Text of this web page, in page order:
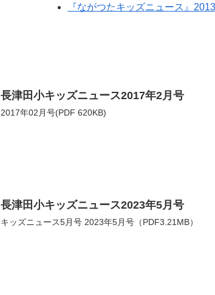
『ながつたキッズニュース』
長津田小キッズニュース2017年2月号
2017年02月号(PDF 620KB)
長津田小キッズニュース2023年5月号
キッズニュース5月号 2023年5月号（PDF3.21MB）